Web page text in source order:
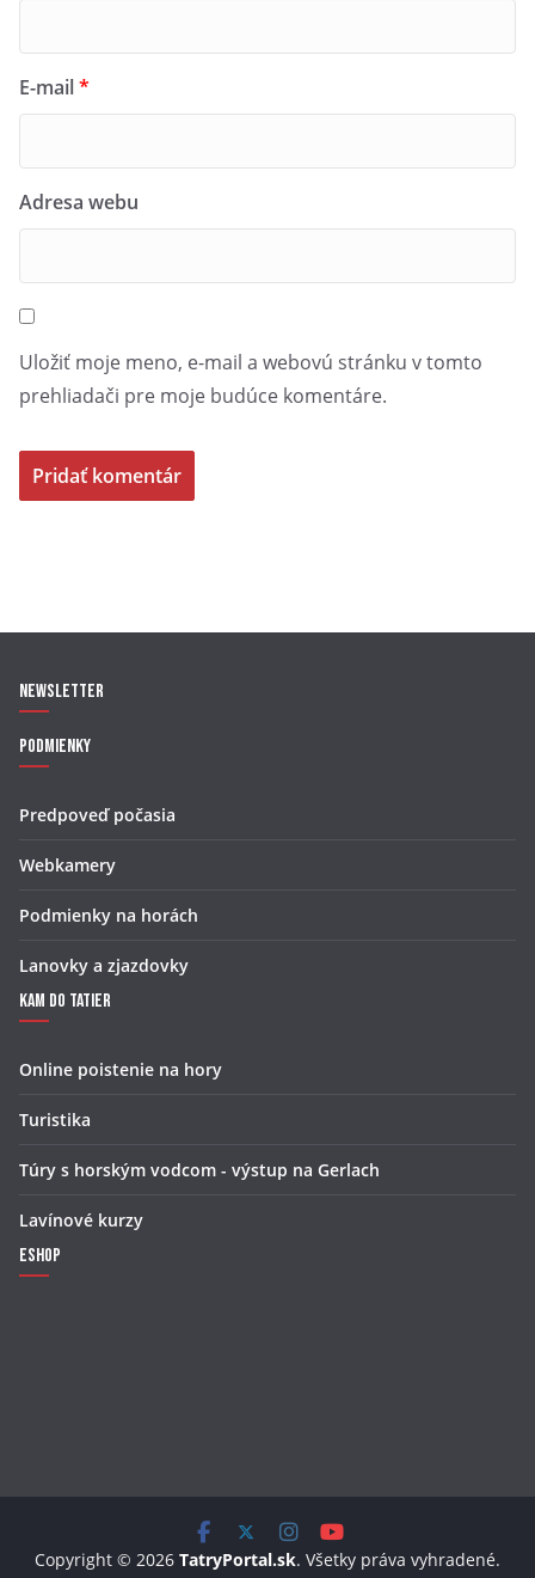
E-mail*
Adresa webu
Uložiť moje meno, e-mail a webovú stránku v tomto
prehliadači pre moje budúce komentáre.
Newsletter
Podmienky
Predpoveď počasia
Webkamery
Podmienky na horách
Lanovky a zjazdovky
Kam do Tatier
Online poistenie na hory
Turistika
Túry s horským vodcom - výstup na Gerlach
Lavínové kurzy
Eshop
Copyright © 2026 TatryPortal.sk. Všetky práva vyhradené.